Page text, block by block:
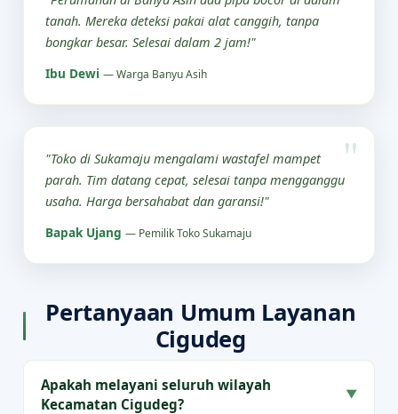
tanah. Mereka deteksi pakai alat canggih, tanpa
bongkar besar. Selesai dalam 2 jam!"
Ibu Dewi — Warga Banyu Asih
"Toko di Sukamaju mengalami wastafel mampet
parah. Tim datang cepat, selesai tanpa mengganggu
usaha. Harga bersahabat dan garansi!"
Bapak Ujang — Pemilik Toko Sukamaju
Pertanyaan Umum Layanan
Cigudeg
Apakah melayani seluruh wilayah
Kecamatan Cigudeg?
▼